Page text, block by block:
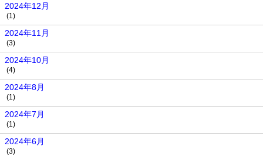
2024年12月
(1)
2024年11月
(3)
2024年10月
(4)
2024年8月
(1)
2024年7月
(1)
2024年6月
(3)